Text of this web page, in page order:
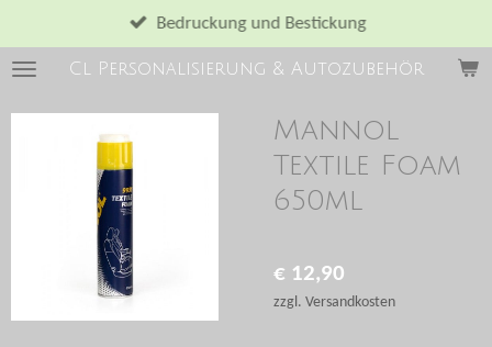
Hauptinhalt
springenCl Personalisierung & Autozubehör
Bedruckung und Bestickung
Mannol
Textile Foam
650ml
€ 12,90
zzgl. Versandkosten